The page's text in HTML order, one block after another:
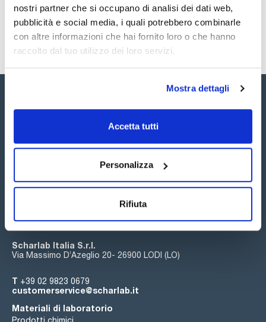
nostri partner che si occupano di analisi dei dati web,
pubblicità e social media, i quali potrebbero combinarle
con altre informazioni che hai fornito loro o che hanno
raccolto dal tuo utilizzo dei loro servizi.
Mostra dettagli
Accetta tutti
Personalizza
Rifiuta
Registrati per i download
Seguici:
Iscriviti alla Newsletter
Scharlab Italia S.r.l.
Via Massimo D’Azeglio 20- 26900 LODI (LO)
T +39 02 9823 0679
customerservice@scharlab.it
Materiali di laboratorio